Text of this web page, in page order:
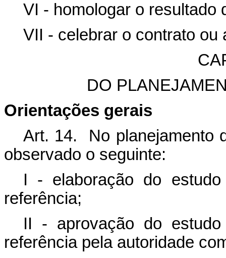
VI - homologar o resultado
VII - celebrar o contrato
DO
Orientações gerais
Art. 14. No planejamento
observado o seguinte:
I - elaboração do
referência;
II - aprovação do
referência pela autoridade